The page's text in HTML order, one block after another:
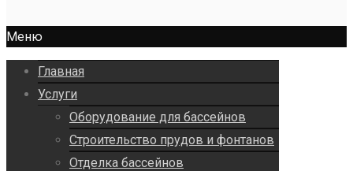
Меню
Главная
Услуги
Оборудование для бассейнов
Строительство прудов и фонтанов
Отделка бассейнов